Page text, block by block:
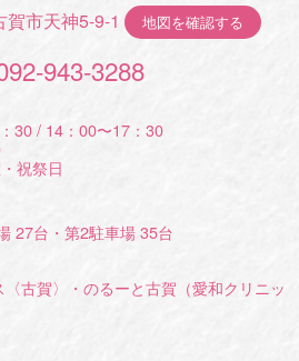
市天神5-9-1 地図を確認する
943-3288
30 / 14：00〜17：30
祝祭日
27台・第2駐車場 35台
古賀〉・のるーと古賀（愛和クリニッ